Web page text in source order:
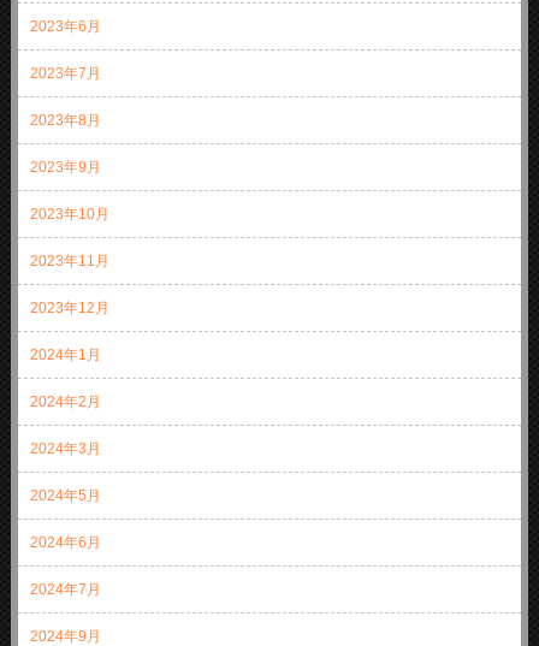
2023年6月
2023年7月
2023年8月
2023年9月
2023年10月
2023年11月
2023年12月
2024年1月
2024年2月
2024年3月
2024年5月
2024年6月
2024年7月
2024年9月